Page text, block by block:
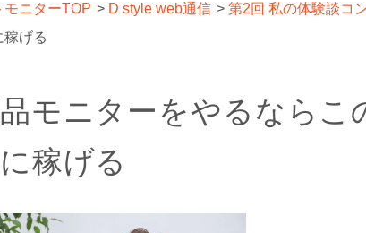
モニターTOP > D style web通信 > 第2回 私の体験談コ
稼げる
モニターをやるならこ
稼げる